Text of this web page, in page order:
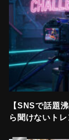
【SNSで話題
ら聞けないトレ